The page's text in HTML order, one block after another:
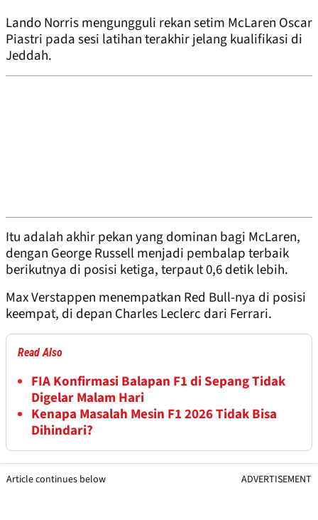
Lando Norris mengungguli rekan setim McLaren Oscar
Piastri pada sesi latihan terakhir jelang kualifikasi di
Jeddah.
Itu adalah akhir pekan yang dominan bagi McLaren,
dengan George Russell menjadi pembalap terbaik
berikutnya di posisi ketiga, terpaut 0,6 detik lebih.
Max Verstappen menempatkan Red Bull-nya di posisi
keempat, di depan Charles Leclerc dari Ferrari.
Read Also
FIA Konfirmasi Balapan F1 di Sepang Tidak
Digelar Malam Hari
Kenapa Masalah Mesin F1 2026 Tidak Bisa
Dihindari?
Article continues below ADVERTISEMENT